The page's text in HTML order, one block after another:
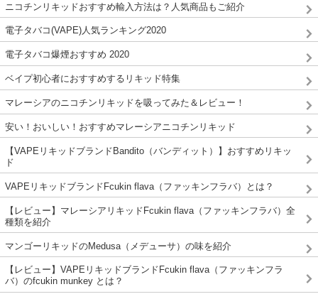
ニコチンリキッドおすすめ輸入方法は？人気商品もご紹介
電子タバコ(VAPE)人気ランキング2020
電子タバコ爆煙おすすめ 2020
ベイプ初心者におすすめするリキッド特集
マレーシアのニコチンリキッドを吸ってみた＆レビュー！
安い！おいしい！おすすめマレーシアニコチンリキッド
【VAPEリキッドブランドBandito（バンディット）】おすすめリキッ
ド
VAPEリキッドブランドFcukin flava（ファッキンフラバ）とは？
【レビュー】マレーシアリキッドFcukin flava（ファッキンフラバ）全
種類を紹介
マンゴーリキッドのMedusa（メデューサ）の味を紹介
【レビュー】VAPEリキッドブランドFcukin flava（ファッキンフラ
バ）のfcukin munkey とは？